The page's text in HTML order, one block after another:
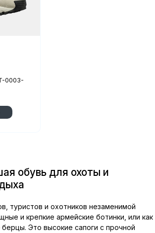
0003-
обувь для охоты и
туристов и охотников незаменимой
и крепкие армейские ботинки, или как
Это высокие сапоги с прочной